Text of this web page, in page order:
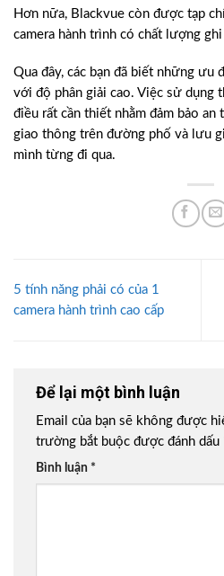
Hơn nữa, Blackvue còn được tạp
camera hành trình có chất lượng
Qua đây, các bạn đã biết những ưu
với độ phân giải cao. Việc sử dụng
điều rất cần thiết nhằm đảm bảo
giao thông trên đường phố và lưu
mình từng đi qua.
5 tính năng phải có của 1
camera hành trình cao cấp
Để lại một bình luận
Email của bạn sẽ không được
trường bắt buộc được đánh dấu
Bình luận *